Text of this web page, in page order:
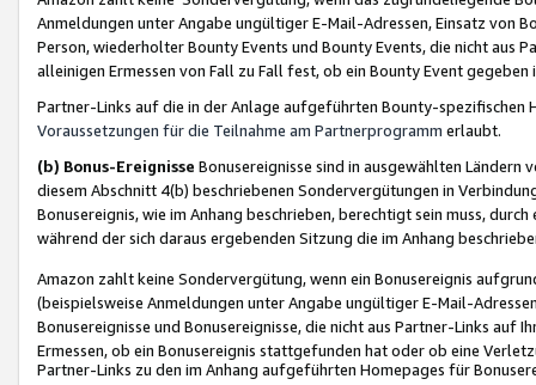
Anmeldungen unter Angabe ungültiger E-Mail-Adressen, Einsatz von
Person, wiederholter Bounty Events und Bounty Events, die nicht
alleinigen Ermessen von Fall zu Fall fest, ob ein Bounty Event
Partner-Links auf die in der Anlage aufgeführten Bounty-spezifischen
Voraussetzungen für die Teilnahme am Partnerprogramm erlaubt.
(b) Bonus-Ereignisse Bonusereignisse sind in ausgewählten Ländern
diesem Abschnitt 4(b) beschriebenen Sondervergütungen in
Bonusereignis, wie im Anhang beschrieben, berechtigt sein muss,
während der sich daraus ergebenden Sitzung die im Anhang
Amazon zahlt keine Sondervergütung, wenn ein Bonusereignis
(beispielsweise Anmeldungen unter Angabe ungültiger E-Mail-
Bonusereignisse und Bonusereignisse, die nicht aus Partner-Links auf
Ermessen, ob ein Bonusereignis stattgefunden hat oder ob eine
Partner-Links zu den im Anhang aufgeführten Homepages für